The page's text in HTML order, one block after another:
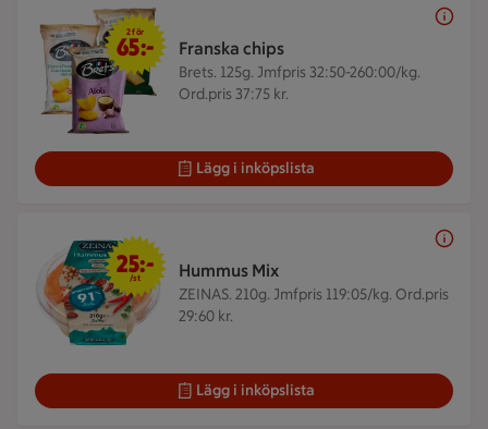
Franska chips
Brets. 125g. Jmfpris 32:50-260:00/kg.
Ord.pris 37:75 kr.
2 för 65 kr
2 för
65:-
Lägg i inköpslista
Hummus Mix
ZEINAS. 210g. Jmfpris 119:05/kg. Ord.pris
29:60 kr.
25 kr/st
25:-
/st
Lägg i inköpslista